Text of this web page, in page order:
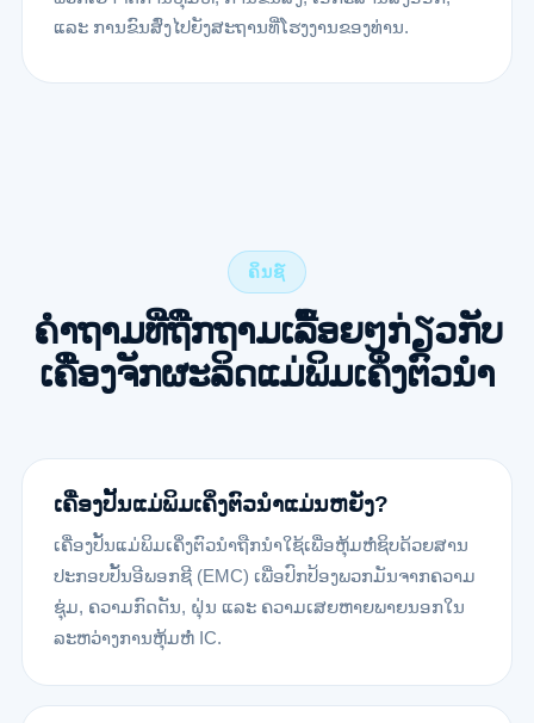
ແລະ ການຂົນສົ່ງໄປຍັງສະຖານທີ່ໂຮງງານຂອງທ່ານ.
ຄິນຊ໌
ຄຳຖາມທີ່ຖືກຖາມເລື້ອຍໆກ່ຽວກັບ
ເຄື່ອງຈັກຜະລິດແມ່ພິມເຄິ່ງຕົວນຳ
ເຄື່ອງປັ້ນແມ່ພິມເຄິ່ງຕົວນຳແມ່ນຫຍັງ?
ເຄື່ອງປັ້ນແມ່ພິມເຄິ່ງຕົວນຳຖືກນໍາໃຊ້ເພື່ອຫຸ້ມຫໍ່ຊິບດ້ວຍສານ
ປະກອບປັ້ນອີພອກຊີ (EMC) ເພື່ອປົກປ້ອງພວກມັນຈາກຄວາມ
ຊຸ່ມ, ຄວາມກົດດັນ, ຝຸ່ນ ແລະ ຄວາມເສຍຫາຍພາຍນອກໃນ
ລະຫວ່າງການຫຸ້ມຫໍ່ IC.